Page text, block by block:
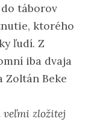
táborov
ktorého
ľudí. Z
iba dvaja
Zoltán Beke
veľmi zložitej